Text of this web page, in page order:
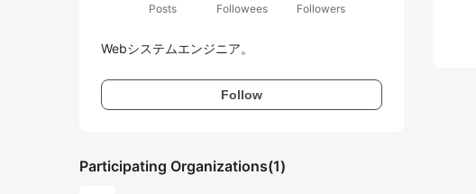
Posts
Followees
Followers
Follow
Participating Organizations(1)